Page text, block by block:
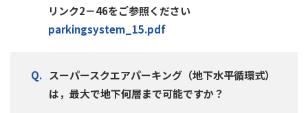
リンク2－46をご参照ください
parkingsystem_15.pdf
スーパースクエアパーキング（地下水平循環式）
は，最大で地下何層まで可能ですか？